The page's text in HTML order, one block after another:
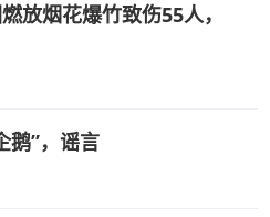
放烟花爆竹致伤55人，
鹅”，谣言